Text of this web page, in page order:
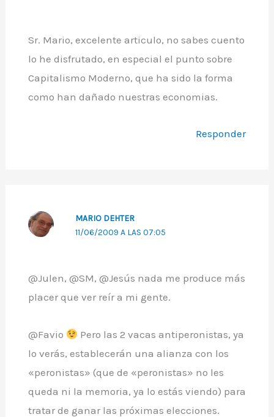
Sr. Mario, excelente articulo, no sabes cuento
lo he disfrutado, en especial el punto sobre
Capitalismo Moderno, que ha sido la forma
como han dañado nuestras economias.
Responder
MARIO DEHTER
11/06/2009 A LAS 07:05
@Julen, @SM, @Jesús nada me produce más
placer que ver reír a mi gente.
@Favio
Pero las 2 vacas antiperonistas, ya
lo verás, establecerán una alianza con los
«peronistas» (que de «peronistas» no les
queda ni la memoria, ya lo estás viendo) para
tratar de ganar las próximas elecciones.